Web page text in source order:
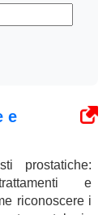
e
prostatiche:
e
riconoscere i